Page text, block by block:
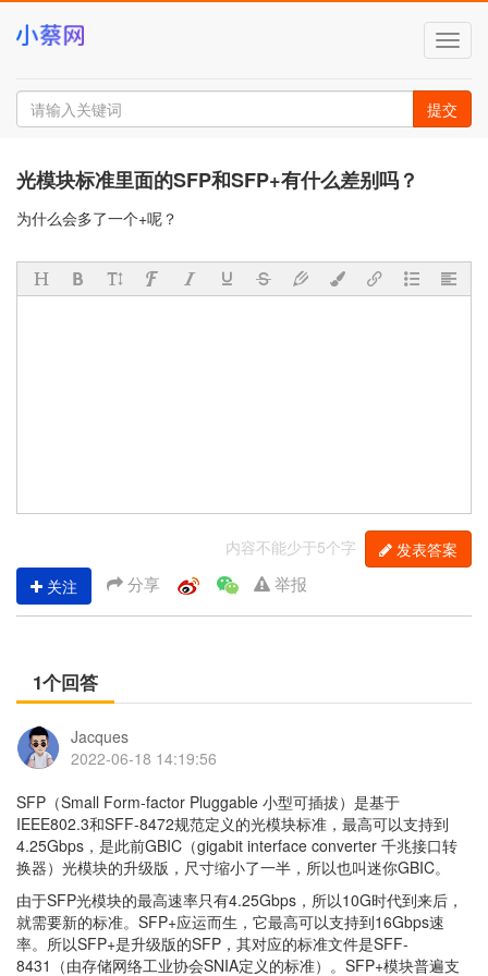
切
换
导
航
提交
光模块标准里面的SFP和SFP+有什么差别吗？
为什么会多了一个+呢？
内容不能少于5个字
发表答案
关注
分享 举报
1个回答
Jacques
2022-06-18 14:19:56
SFP（Small Form-factor Pluggable 小型可插拔）是基于
IEEE802.3和SFF-8472规范定义的光模块标准，最高可以支持到
4.25Gbps，是此前GBIC（gigabit interface converter 千兆接口转
换器）光模块的升级版，尺寸缩小了一半，所以也叫迷你GBIC。
由于SFP光模块的最高速率只有4.25Gbps，所以10G时代到来后，
就需要新的标准。SFP+应运而生，它最高可以支持到16Gbps速
率。所以SFP+是升级版的SFP，其对应的标准文件是SFF-
8431（由存储网络工业协会SNIA定义的标准）。SFP+模块普遍支